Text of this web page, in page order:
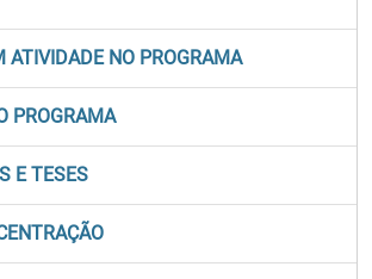
ATIVIDADE NO PROGRAMA
PROGRAMA
E TESES